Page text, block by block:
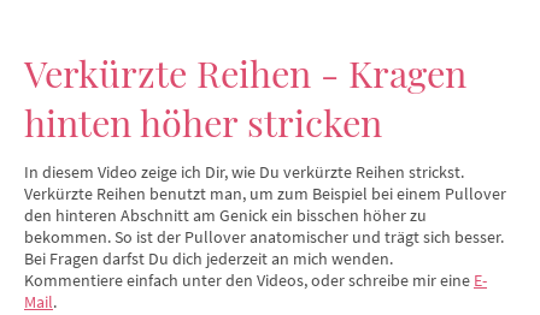
Verkürzte Reihen - Kragen
hinten höher stricken
In diesem Video zeige ich Dir, wie Du verkürzte Reihen strickst.
Verkürzte Reihen benutzt man, um zum Beispiel bei einem Pullover
den hinteren Abschnitt am Genick ein bisschen höher zu
bekommen. So ist der Pullover anatomischer und trägt sich besser.
Bei Fragen darfst Du dich jederzeit an mich wenden.
Kommentiere einfach unter den Videos, oder schreibe mir eine E-
Mail.